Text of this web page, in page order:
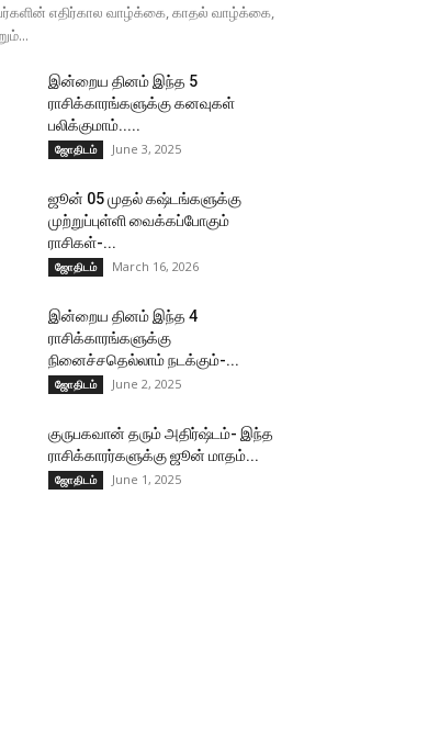
எதிர்கால வாழ்க்கை, காதல் வாழ்க்கை,
இன்றைய தினம் இந்த 5
ராசிக்காரங்களுக்கு கனவுகள்
பலிக்குமாம்.....
ஜோதிடம் June 3, 2025
ஜூன் 05 முதல் கஷ்டங்களுக்கு
முற்றுப்புள்ளி வைக்கப்போகும்
ராசிகள்-...
ஜோதிடம் March 16, 2026
இன்றைய தினம் இந்த 4
ராசிக்காரங்களுக்கு
நினைச்சதெல்லாம் நடக்கும்-...
ஜோதிடம் June 2, 2025
குருபகவான் தரும் அதிர்ஷ்டம்- இந்த
ராசிக்காரர்களுக்கு ஜூன் மாதம்...
ஜோதிடம் June 1, 2025